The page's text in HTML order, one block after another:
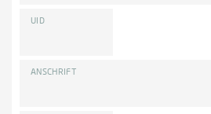
UID
ANSCHRIFT